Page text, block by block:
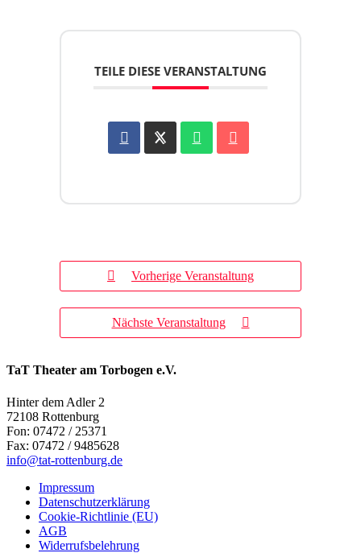
TEILE DIESE VERANSTALTUNG
Vorherige Veranstaltung
Nächste Veranstaltung
TaT Theater am Torbogen e.V.
Hinter dem Adler 2
72108 Rottenburg
Fon: 07472 / 25371
Fax: 07472 / 9485628
info@tat-rottenburg.de
Impressum
Datenschutzerklärung
Cookie-Richtlinie (EU)
AGB
Widerrufsbelehrung